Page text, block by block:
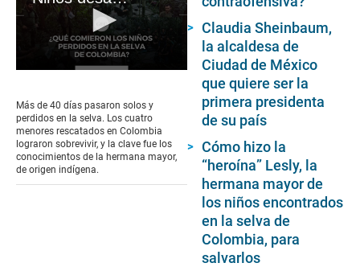
of
7
minutes,
20
seconds
Más de 40 días pasaron solos y
perdidos en la selva. Los cuatro
menores rescatados en Colombia
lograron sobrevivir, y la clave fue los
conocimientos de la hermana mayor,
de origen indígena.
Claudia Sheinbaum,
la alcaldesa de
Ciudad de México
que quiere ser la
primera presidenta
de su país
Cómo hizo la
“heroína” Lesly, la
hermana mayor de
los niños encontrados
en la selva de
Colombia, para
salvarlos